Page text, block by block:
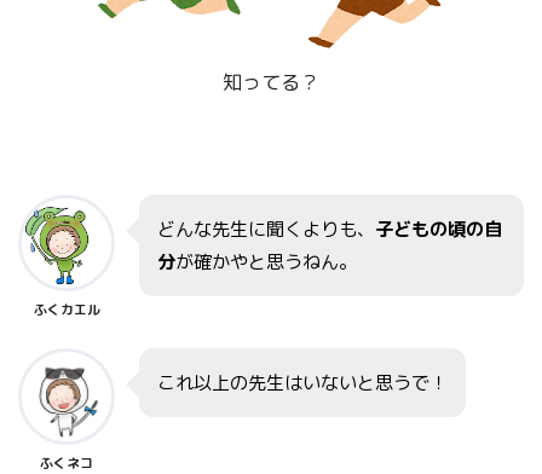
知ってる？
ふくカエル
どんな先生に聞くよりも、 子どもの頃の自
分が確かやと思うねん。
ふくネコ
これ以上の先生はいないと思うで！